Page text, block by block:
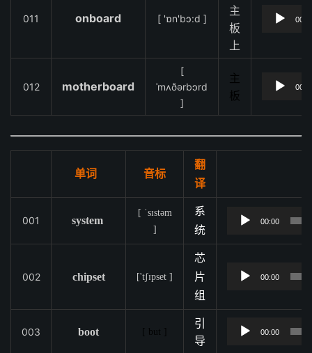
011 onboard [ 'ɒn'bɔ:d ]
主
板
上
012 motherboard
[
ˈmʌðərbɔrd
]
主
板
单词 音标
翻
译
001 system
[ ˈsɪstəm
]
系
统
00:00
002 chipset ['tʃɪpset ]
芯
片
组
00:00
003 boot [ but ]
引
导
00:00